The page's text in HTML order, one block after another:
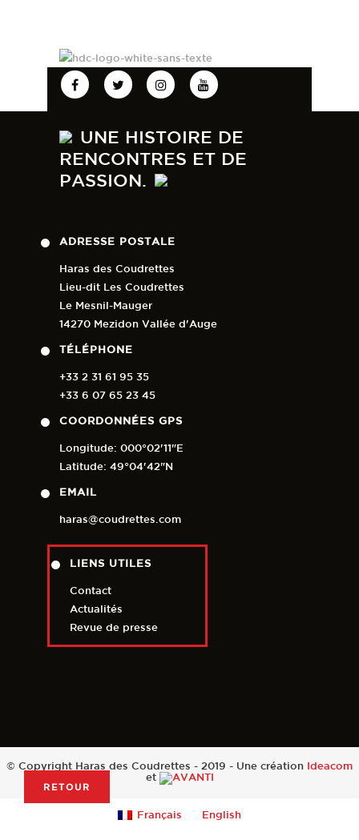
RETOUR
UNE HISTOIRE DE
RENCONTRES ET DE
PASSION.
ADRESSE POSTALE
Haras des Coudrettes
Lieu-dit Les Coudrettes
Le Mesnil-Mauger
14270 Mezidon Vallée d'Auge
TÉLÉPHONE
+33 2 31 61 95 35
+33 6 07 65 23 45
COORDONNÉES GPS
Longitude: 000°02'11"E
Latitude: 49°04'42"N
EMAIL
haras@coudrettes.com
LIENS UTILES
Contact
Actualités
Revue de presse
© Copyright Haras des Coudrettes - 2019 - Une création Ideacom
et
Français English